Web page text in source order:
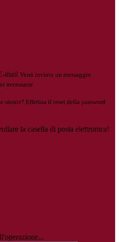
mail Verrà inviato un messaggio
necessarie.
utente? Effettua il reset della password
la casella di posta elettronica!